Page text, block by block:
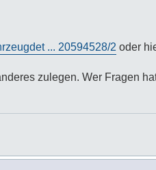
... 20594528/2 oder
zulegen. Wer Fragen